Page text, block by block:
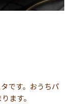
です。おうちパ
ます。